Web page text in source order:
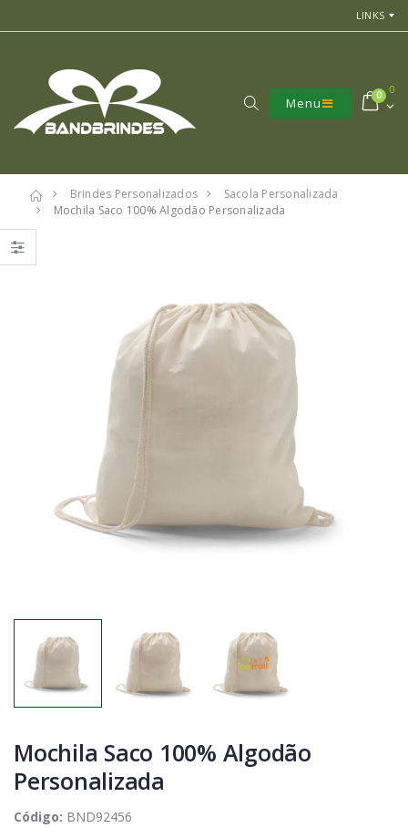
LINKS
Menu
0
0
Brindes Personalizados
Sacola Personalizada
Mochila Saco 100% Algodão Personalizada
Mochila Saco 100% Algodão
Personalizada
Código: BND92456